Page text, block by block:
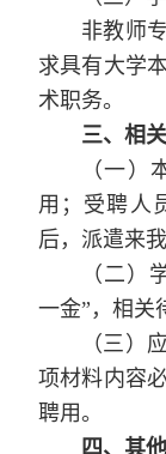
非教师
求具有大学
术职务。
三、相
（一）
用；受聘人
后，派遣来我
（二）
一金”，相关
（三）
项材料内容
聘用。
四、其他